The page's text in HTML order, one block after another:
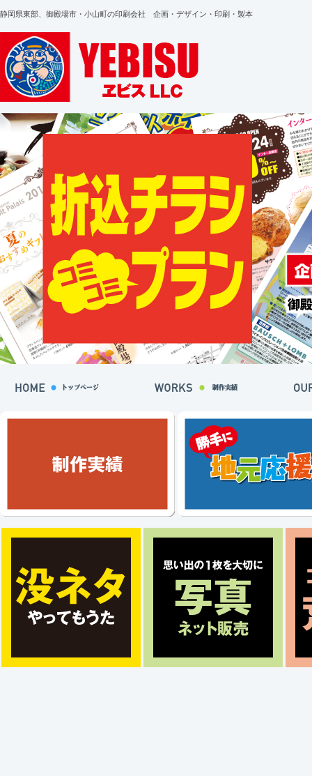
静岡県東部、御殿場市・小山町の印刷会社 企画・デザイン・印刷・製本